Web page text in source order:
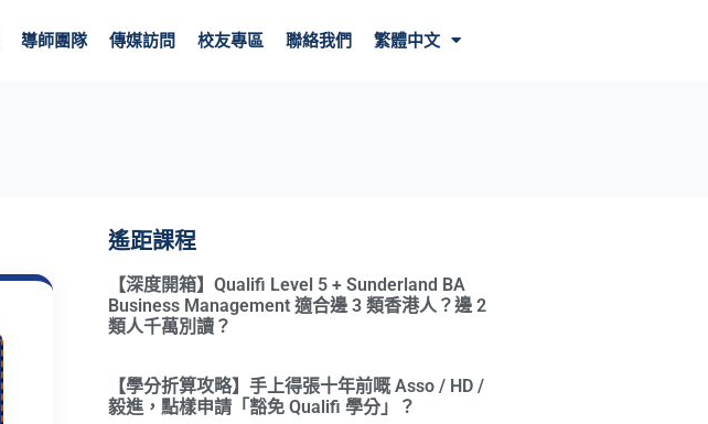
導師團隊 傳媒訪問 校友專區 聯絡我們 繁體中文
遙距課程
【深度開箱】Qualifi Level 5 + Sunderland BA
Business Management 適合邊 3 類香港人？邊 2
類人千萬別讀？
【學分折算攻略】手上得張十年前嘅 Asso / HD /
毅進，點樣申請「豁免 Qualifi 學分」？